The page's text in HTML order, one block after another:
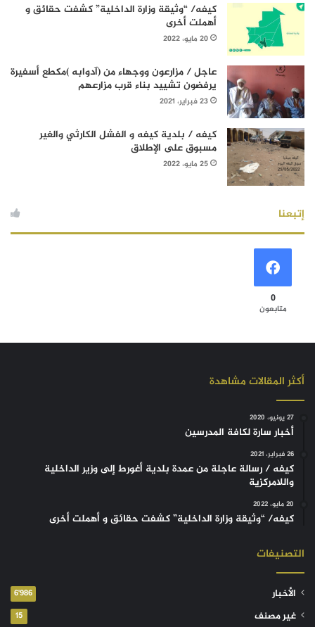
كيفه/ “وثيقة وزارة الداخلية” كشفت حقائق و
أهملت أخرى
20 مايو، 2022
عاجل / مزارعون ووجهاء من (آدوابه )مكطع أسفيرة
يرفضون تشييد بناء قرب مزارعهم
23 فبراير، 2021
كيفه / بلدية كيفه و الفشل الكارثي والغير
مسبوق على الإطلاق
25 مايو، 2022
إتبعنا
0
متابعون
أكثر المقالات مشاهدة
27 يونيو، 2020
أخبار سارة لكافة المدرسين
26 فبراير، 2021
كيفه / رسالة عاجلة من عمدة بلدية أغورط إلى وزير الداخلية
واللامركزية
20 مايو، 2022
كيفه/ “وثيقة وزارة الداخلية” كشفت حقائق و أهملت أخرى
التصنيفات
الأخبار 6٬986
غير مصنف 15